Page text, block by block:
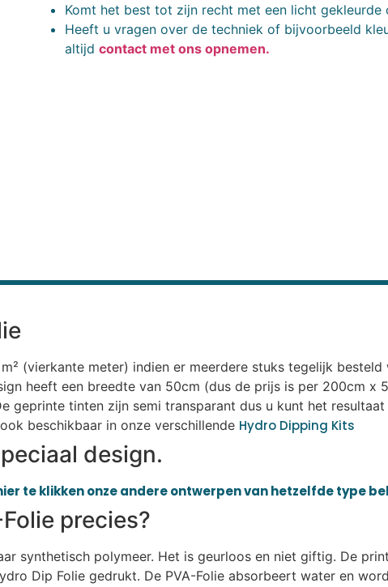
Komt het best tot zijn recht met een licht gekleurde
Heeft u vragen over de techniek of bijvoorbeeld
altijd contact met ons opnemen.
(vierkante meter) indien er meerdere stuks tegelijk
heeft een breedte van 50cm (dus de prijs is per 200cm x
tinten zijn semi transparant dus u kunt het
beschikbaar in onze verschillende Hydro Dipping Kits
design.
te klikken onze andere ontwerpen van hetzelfde type
precies?
synthetisch polymeer. Het is geurloos en niet giftig. De
Dip Folie gedrukt. De PVA-Folie absorbeert water en